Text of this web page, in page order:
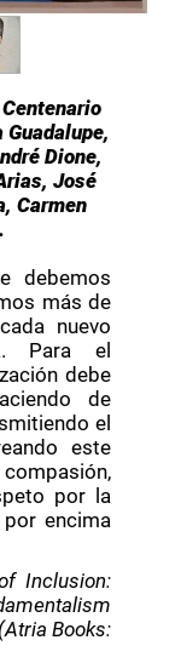
Dione,
José
Carmen
debemos
más de
nuevo
Para el
debe
de
el
este
por la
encima
Inclusion:
Books: